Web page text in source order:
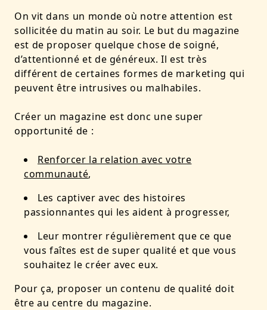
On vit dans un monde où notre attention est
sollicitée du matin au soir. Le but du magazine
est de proposer quelque chose de soigné,
d’attentionné et de généreux. Il est très
différent de certaines formes de marketing qui
peuvent être intrusives ou malhabiles.
Créer un magazine est donc une super
opportunité de :
Renforcer la relation avec votre
communauté,
Les captiver avec des histoires
passionnantes qui les aident à progresser,
Leur montrer régulièrement que ce que
vous faîtes est de super qualité et que vous
souhaitez le créer avec eux.
Pour ça, proposer un contenu de qualité doit
être au centre du magazine.